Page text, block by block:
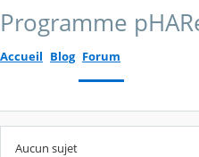
Programme
Accueil Blog Forum
Aucun sujet